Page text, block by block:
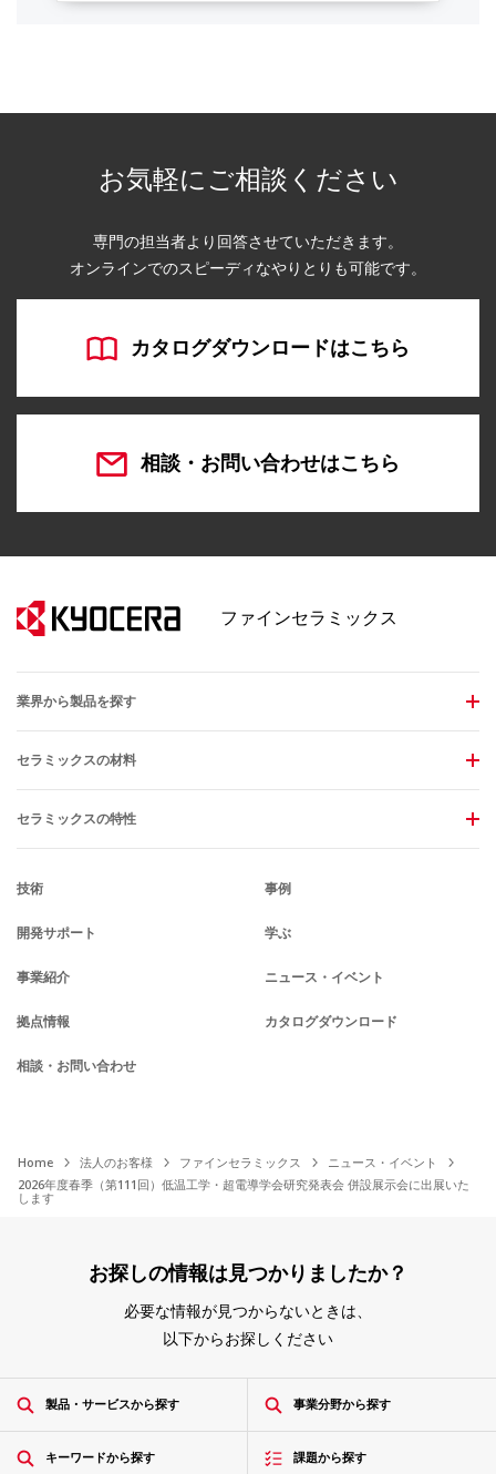
お気軽にご相談ください
専門の担当者より回答させていただきます。
オンラインでのスピーディなやりとりも可能です。
カタログダウンロードはこちら
相談・お問い合わせはこちら
ファインセラミックス
業界から製品を探す
セラミックスの材料
セラミックスの特性
技術 事例
開発サポート 学ぶ
事業紹介 ニュース・イベント
拠点情報 カタログダウンロード
相談・お問い合わせ
Home 法人のお客様 ファインセラミックス
ニュース・イベント
2026年度春季（第111回）低温工学・超電導学会研究発表会 併設展示会に出展いた
します
お探しの情報は見つかりましたか？
必要な情報が見つからないときは、
以下からお探しください
製品・サービスから探す 事業分野から探す
キーワードから探す 課題から探す